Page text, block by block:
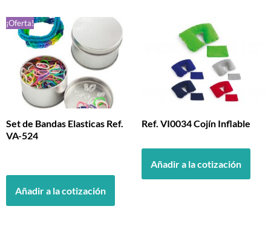
¡Oferta!
Set de Bandas Elasticas Ref.
VA-524
Añadir a la cotización
Ref. VI0034 Cojín Inflable
Añadir a la cotización